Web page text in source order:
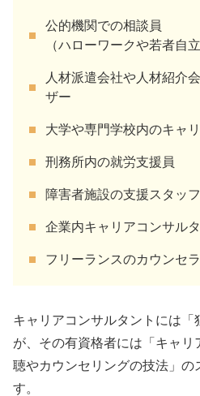
公的機関での相談員
（ハローワークや若者自
人材派遣会社や人材紹介
ザー
大学や専門学校内のキャ
刑務所内の就労支援員
障害者施設の支援スタッフ
企業内キャリアコンサル
フリーランスのカウンセ
キャリアコンサルタントには「
が、その有資格者には「キャ
聴やカウンセリングの技法」の
す。